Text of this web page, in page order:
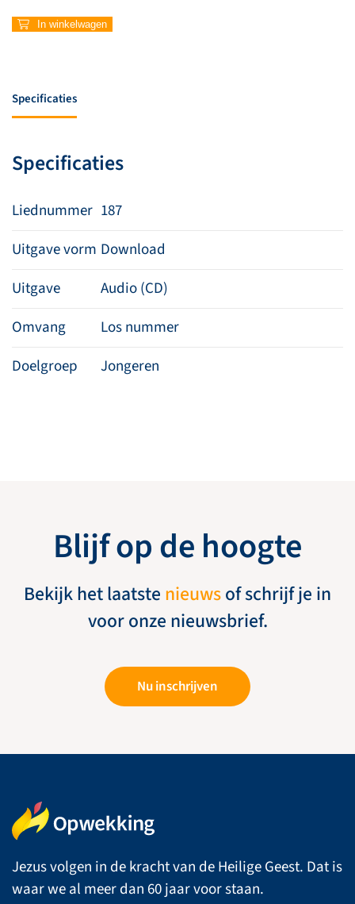
187
to
me
In winkelwagen
Specificaties
Specificaties
Liednummer 187
Uitgave vorm Download
Uitgave
Audio (CD)
Omvang
Los nummer
Doelgroep
Jongeren
Blijf op de hoogte
Bekijk het laatste nieuwsof schrijf je in
voor onze nieuwsbrief.
Nu inschrijven
Jezus volgen in de kracht van de Heilige Geest. Dat is
waar we al meer dan 60 jaar voor staan.